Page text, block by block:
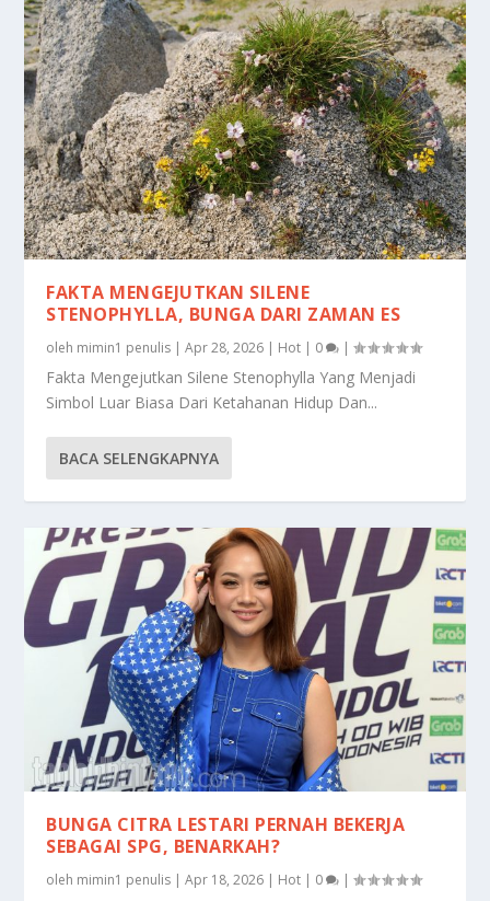
FAKTA MENGEJUTKAN SILENE
STENOPHYLLA, BUNGA DARI ZAMAN ES
oleh mimin1 penulis |Apr 28, 2026 | Hot | 0 |
Fakta Mengejutkan Silene Stenophylla Yang Menjadi
Simbol Luar Biasa Dari Ketahanan Hidup Dan...
BACA SELENGKAPNYA
BUNGA CITRA LESTARI PERNAH BEKERJA
SEBAGAI SPG, BENARKAH?
oleh mimin1 penulis |Apr 18, 2026 | Hot | 0 |